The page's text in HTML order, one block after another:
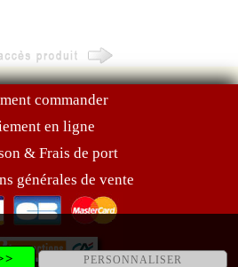
commander
en ligne
& Frais de port
générales de vente
PERSONNALISER